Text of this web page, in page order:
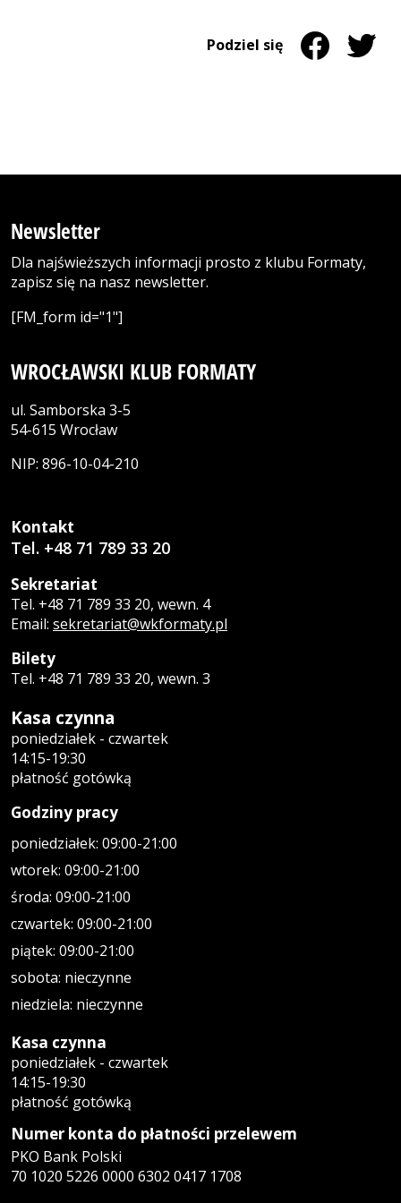
Podziel się Udostępnij na
StronaStrona
Newsletter
Dla najświeższych informacji prosto z klubu Formaty,
zapisz się na nasz newsletter.
[FM_form id="1"]
WROCŁAWSKI KLUB FORMATY
ul. Samborska 3-5
54-615 Wrocław
NIP: 896-10-04-210
Kontakt
Tel. +48 71 789 33 20
Sekretariat
Tel. +48 71 789 33 20, wewn. 4
Email: sekretariat@wkformaty.pl
Bilety
Tel. +48 71 789 33 20, wewn. 3
Kasa czynna
poniedziałek - czwartek
14:15-19:30
płatność gotówką
Godziny pracy
poniedziałek: 09:00-21:00
wtorek: 09:00-21:00
środa: 09:00-21:00
czwartek: 09:00-21:00
piątek: 09:00-21:00
sobota: nieczynne
niedziela: nieczynne
Kasa czynna
poniedziałek - czwartek
14:15-19:30
płatność gotówką
Numer konta do płatności przelewem
PKO Bank Polski
70 1020 5226 0000 6302 0417 1708